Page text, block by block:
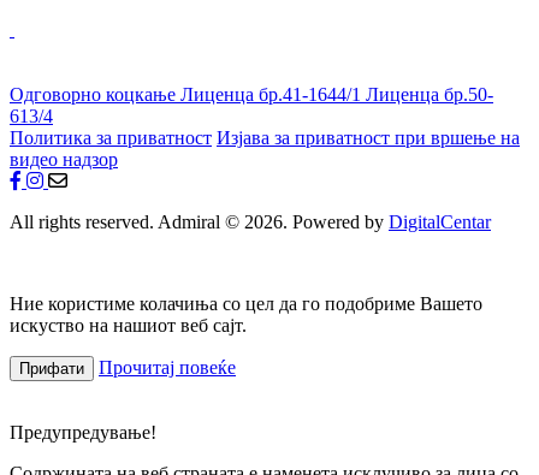
Одговорно коцкање Лиценца бр.41-1644/1 Лиценца бр.50-
613/4
Политика за приватност Изјава за приватност при вршење на
видео надзор
All rights reserved. Admiral © 2026. Powered by DigitalCentar
Ние користиме колачиња со цел да го подобриме Вашето
искуство на нашиот веб сајт.
Прифати Прочитај повеќе
Предупредување!